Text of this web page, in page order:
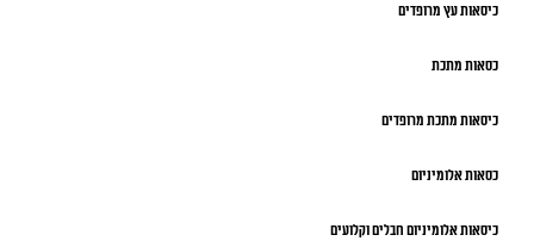
כיסאות עץ מרופדים
כסאות מתכת
כיסאות מתכת מרופדים
כסאות אלומיניום
כיסאות אלומיניום חבלים וקלועים